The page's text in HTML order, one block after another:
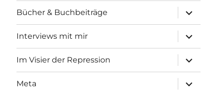
Bücher & Buchbeiträge
anzeigen
Interviews mit mir
anzeigen
Im Visier der Repression
anzeigen
Meta
anzeigen